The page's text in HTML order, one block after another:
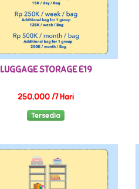
LUGGAGE STORAGE E19
250,000 /7 Hari
Tersedia